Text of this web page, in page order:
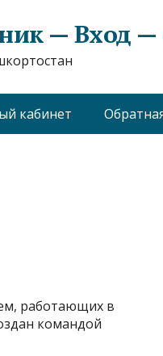
— Вход —
кабинет
работающих в
командой